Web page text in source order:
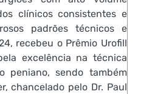
clínicos consistentes e
padrões técnicos e
recebeu o Prêmio Urofill
excelência na técnica
peniano, sendo também
chancelado pelo Dr. Paul